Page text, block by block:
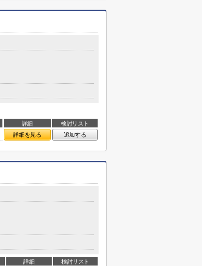
詳細
検討リスト
詳細を見る 追加する
詳細
検討リスト